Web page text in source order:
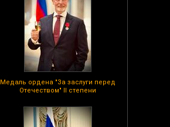
Медаль ордена "За заслуги перед
Отечеством" II степени